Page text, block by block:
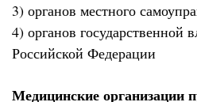
3) органов местного
4) органов государственной
Российской Федерации
Медицинские организации